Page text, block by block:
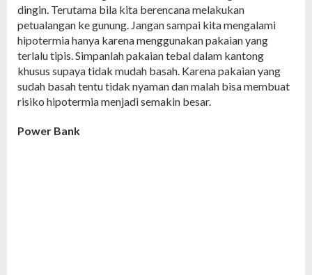
dingin. Terutama bila kita berencana melakukan
petualangan ke gunung. Jangan sampai kita mengalami
hipotermia hanya karena menggunakan pakaian yang
terlalu tipis. Simpanlah pakaian tebal dalam kantong
khusus supaya tidak mudah basah. Karena pakaian yang
sudah basah tentu tidak nyaman dan malah bisa membuat
risiko hipotermia menjadi semakin besar.
Power Bank